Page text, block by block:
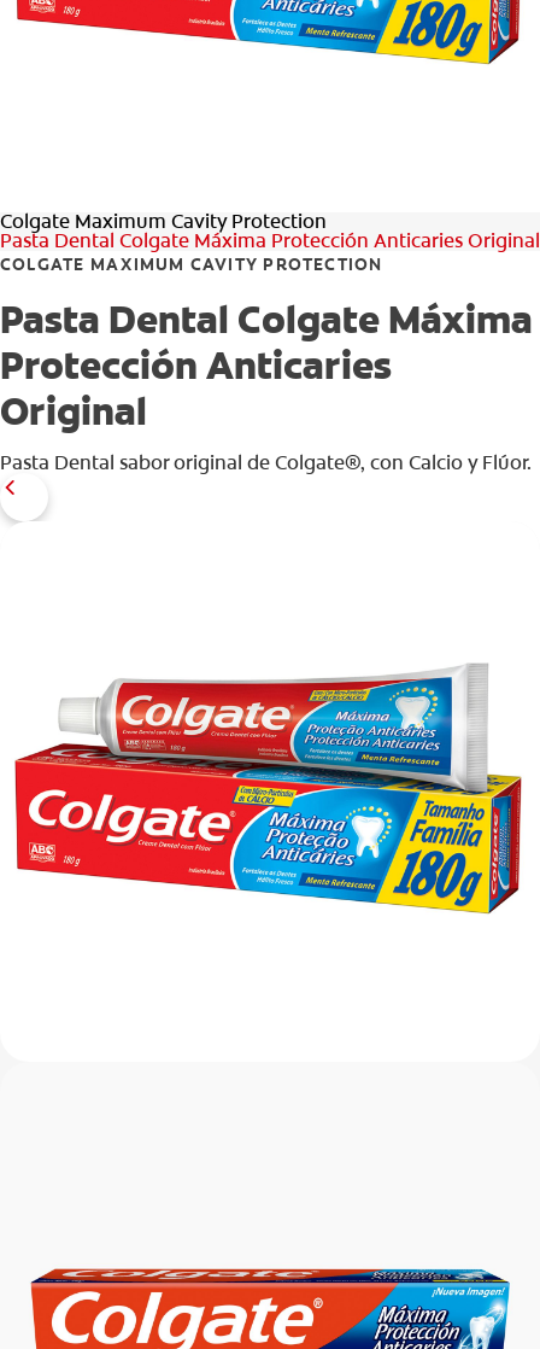
CHEQUEO DE SALUD BUCAL
CORRESPONDENCIA DE PRODUCTOS
DONDE COMPRAR
PY (ES)
Colgate Maximum Cavity Protection
Pasta Dental Colgate Máxima Protección Anticaries Original
COLGATE MAXIMUM CAVITY PROTECTION
Pasta Dental Colgate Máxima
Protección Anticaries
Original
Pasta Dental sabor original de Colgate®, con Calcio y Flúor.